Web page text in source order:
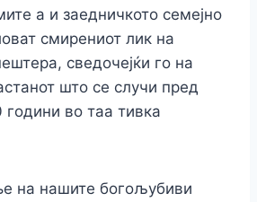
а и заедничкото семејно
смирениот лик на
сведочејќи го на
што се случи пред
во таа тивка
на нашите богољубиви